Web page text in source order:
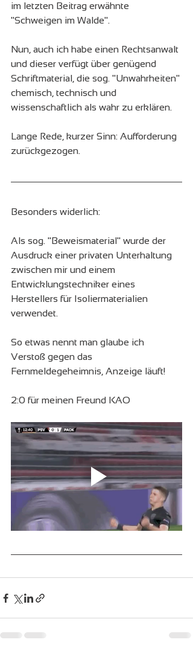
im letzten Beitrag erwähnte
"Schweigen im Walde".
Nun, auch ich habe einen Rechtsanwalt
und dieser verfügt über genügend
Schriftmaterial, die sog. "Unwahrheiten"
chemisch, technisch und
wissenschaftlich als wahr zu erklären.
Lange Rede, kurzer Sinn: Aufforderung
zurückgezogen.
Besonders widerlich:
Als sog. "Beweismaterial" wurde der
Ausdruck einer privaten Unterhaltung
zwischen mir und einem
Entwicklungstechniker eines
Herstellers für Isoliermaterialien
verwendet.
So etwas nennt man glaube ich
Verstoß gegen das
Fernmeldegeheimnis, Anzeige läuft!
2:0 für meinen Freund KAO